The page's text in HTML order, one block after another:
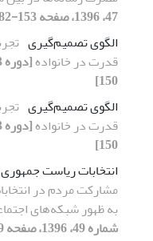
47، 1396، صفحه 153-182]
الگوی تصمیم‌گیری
قدرت در خانواده
150]
الگوی تصمیم‌گیری
قدرت در خانواده
150]
انتخابات ریاست جمهوری
مشارکت مردم در
به ظهور شبکه‌های
شماره 49، 1396، صفحه 129-160]